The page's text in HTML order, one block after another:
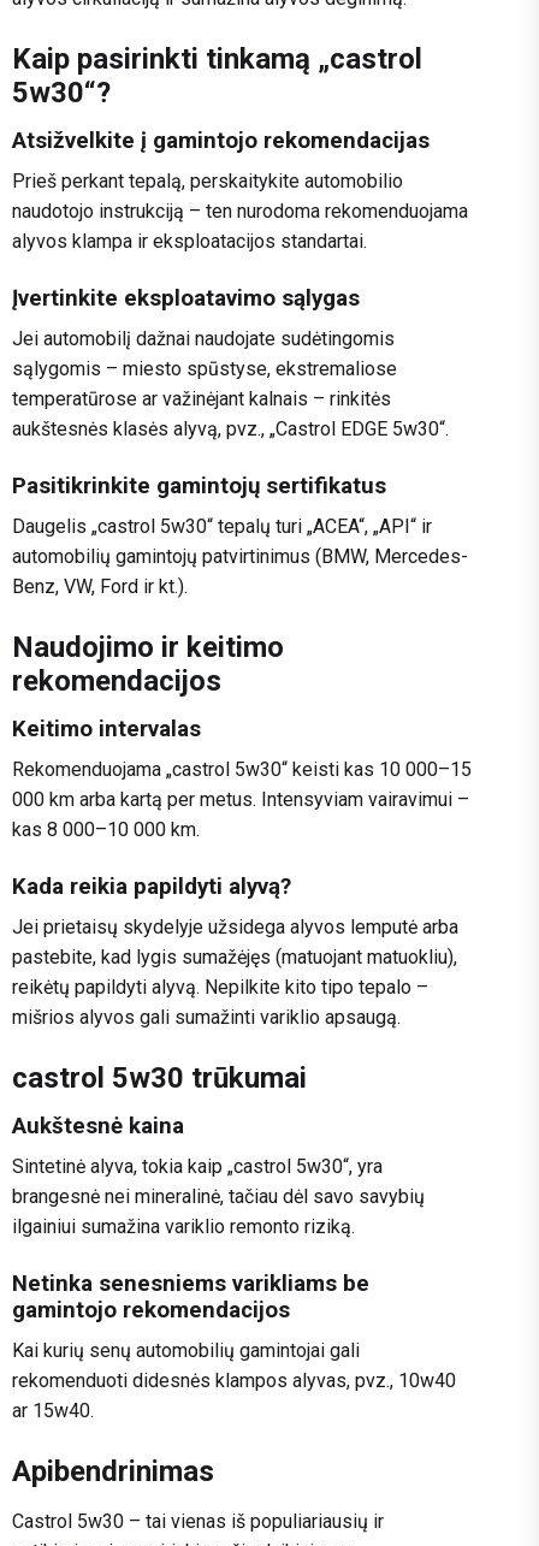
Kaip pasirinkti tinkamą „castrol
5w30“?
Atsižvelkite į gamintojo rekomendacijas
Prieš perkant tepalą, perskaitykite automobilio
naudotojo instrukciją – ten nurodoma rekomenduojama
alyvos klampa ir eksploatacijos standartai.
Įvertinkite eksploatavimo sąlygas
Jei automobilį dažnai naudojate sudėtingomis
sąlygomis – miesto spūstyse, ekstremaliose
temperatūrose ar važinėjant kalnais – rinkitės
aukštesnės klasės alyvą, pvz., „Castrol EDGE 5w30“.
Pasitikrinkite gamintojų sertifikatus
Daugelis „castrol 5w30“ tepalų turi „ACEA“, „API“ ir
automobilių gamintojų patvirtinimus (BMW, Mercedes-
Benz, VW, Ford ir kt.).
Naudojimo ir keitimo
rekomendacijos
Keitimo intervalas
Rekomenduojama „castrol 5w30“ keisti kas 10 000–15
000 km arba kartą per metus. Intensyviam vairavimui –
kas 8 000–10 000 km.
Kada reikia papildyti alyvą?
Jei prietaisų skydelyje užsidega alyvos lemputė arba
pastebite, kad lygis sumažėjęs (matuojant matuokliu),
reikėtų papildyti alyvą. Nepilkite kito tipo tepalo –
mišrios alyvos gali sumažinti variklio apsaugą.
castrol 5w30 trūkumai
Aukštesnė kaina
Sintetinė alyva, tokia kaip „castrol 5w30“, yra
brangesnė nei mineralinė, tačiau dėl savo savybių
ilgainiui sumažina variklio remonto riziką.
Netinka senesniems varikliams be
gamintojo rekomendacijos
Kai kurių senų automobilių gamintojai gali
rekomenduoti didesnės klampos alyvas, pvz., 10w40
ar 15w40.
Apibendrinimas
Castrol 5w30 – tai vienas iš populiariausių ir